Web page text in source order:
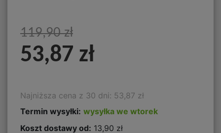
119,90 zł
53,87 zł
Najniższa cena z 30 dni: 53,87 zł
Termin wysyłki: wysyłka we wtorek
Koszt dostawy od: 13,90 zł